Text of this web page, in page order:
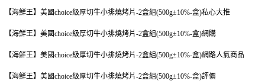
【海鮮王】美國choice級厚切牛小排燒烤片-2盒組(500g±10%-盒)私心大推
【海鮮王】美國choice級厚切牛小排燒烤片-2盒組(500g±10%-盒)網購
【海鮮王】美國choice級厚切牛小排燒烤片-2盒組(500g±10%-盒)網路人氣商品
【海鮮王】美國choice級厚切牛小排燒烤片-2盒組(500g±10%-盒)評價